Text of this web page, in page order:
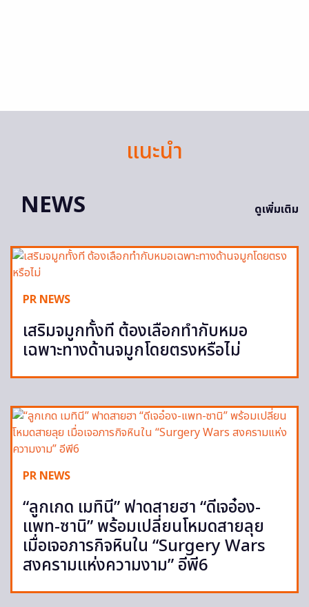
แนะนำ
NEWS
ดูเพิ่มเติม
PR NEWS
เสริมจมูกทั้งที ต้องเลือกทำกับหมอ
เฉพาะทางด้านจมูกโดยตรงหรือไม่
PR NEWS
“ลูกเกด เมทินี” ฟาดสายฮา “ดีเจอ๋อง-
แพท-ซานิ” พร้อมเปลี่ยนโหมดสายลุย
เมื่อเจอภารกิจหินใน “Surgery Wars
สงครามแห่งความงาม” อีพี6